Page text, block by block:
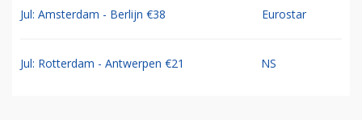
Jul: Amsterdam - Berlijn €38 Eurostar
Jul: Rotterdam - Antwerpen €21 NS